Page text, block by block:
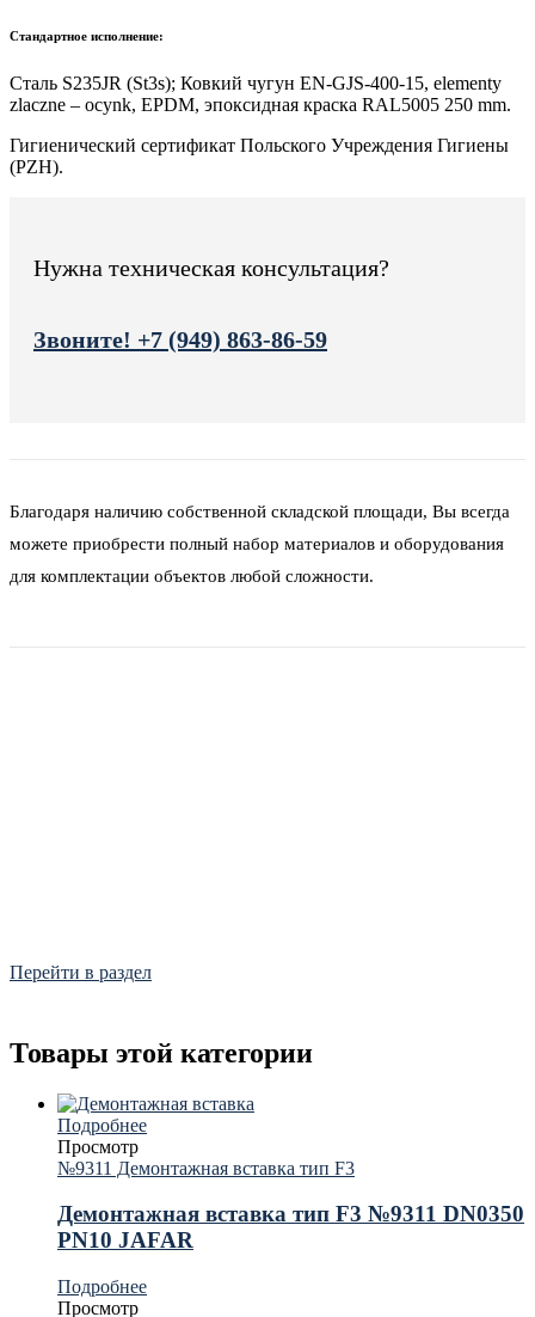
Стандартное исполнение:
Сталь S235JR (St3s); Ковкий чугун EN-GJS-400-15, elementy
zlaczne – ocynk, EPDM, эпоксидная краска RAL5005 250 mm.
Гигиенический сертификат Польского Учреждения Гигиены
(PZH).
Нужна техническая консультация?
Звоните! +7 (949) 863-86-59
Благодаря наличию собственной складской площади, Вы всегда
можете приобрести полный набор материалов и оборудования
для комплектации объектов любой сложности.
Перейти в раздел
Товары этой категории
Подробнее
Просмотр
№9311 Демонтажная вставка тип F3
Демонтажная вставка тип F3 №9311 DN0350
PN10 JAFAR
Подробнее
Просмотр